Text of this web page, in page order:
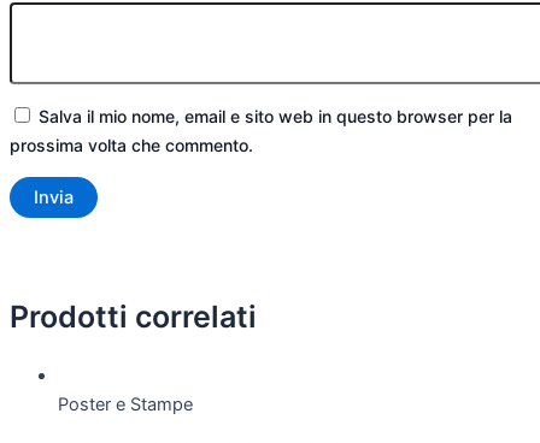
Salva il mio nome, email e sito web in questo browser per la
prossima volta che commento.
Prodotti correlati
Poster e Stampe